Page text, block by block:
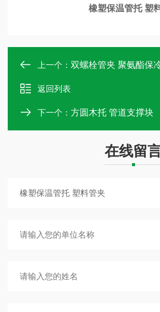
橡塑保温管托 塑
上一个：双螺栓管夹 聚氨酯保
返回列表
下一个：方圆木托 管道支撑块
在线留